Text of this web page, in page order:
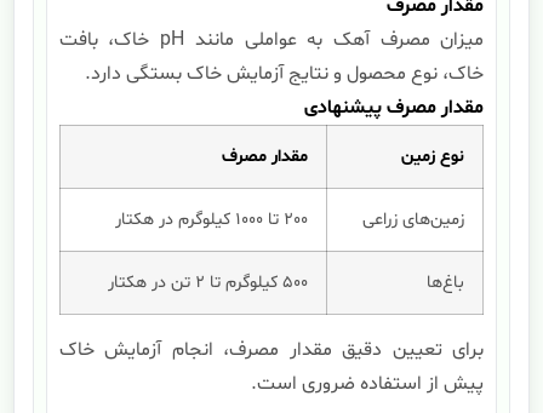
مقدار مصرف
میزان مصرف آهک به عواملی مانند pH خاک، بافت
خاک، نوع محصول و نتایج آزمایش خاک بستگی دارد.
مقدار مصرف پیشنهادی
نوع زمین مقدار مصرف
زمین‌های زراعی 200 تا 1000 کیلوگرم در هکتار
باغ‌ها 500 کیلوگرم تا 2 تن در هکتار
برای تعیین دقیق مقدار مصرف، انجام آزمایش خاک
پیش از استفاده ضروری است.